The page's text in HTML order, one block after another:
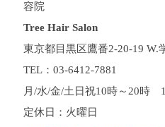
利用になるお
ご利用になる
リートメント+
￥15,950 → 初
容院
Tree Hair Salon
東京都目黒区鷹番2-20-19 W.
TEL：03-6412-7881
月/水/金/土日祝10時～20時
定休日：火曜日